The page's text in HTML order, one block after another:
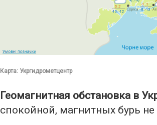
Карта: Укргидрометцентр
Геомагнитная обстановка в
спокойной, магнитных бурь